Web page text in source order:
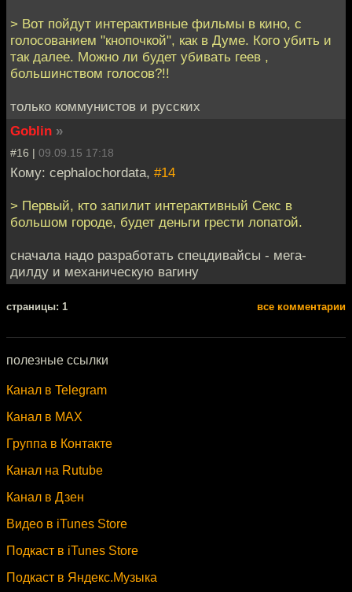
> Вот пойдут интерактивные фильмы в кино, с
голосованием "кнопочкой", как в Думе. Кого убить и
так далее. Можно ли будет убивать геев ,
большинством голосов?!!
только коммунистов и русских
Goblin »
#16 | 09.09.15 17:18
Кому: cephalochordata, #14
> Первый, кто запилит интерактивный Секс в
большом городе, будет деньги грести лопатой.
сначала надо разработать спецдивайсы - мега-
дилду и механическую вагину
cтраницы: 1 все комментарии
полезные ссылки
Канал в Telegram
Канал в MAX
Группа в Контакте
Канал на Rutube
Канал в Дзен
Видео в iTunes Store
Подкаст в iTunes Store
Подкаст в Яндекс.Музыка